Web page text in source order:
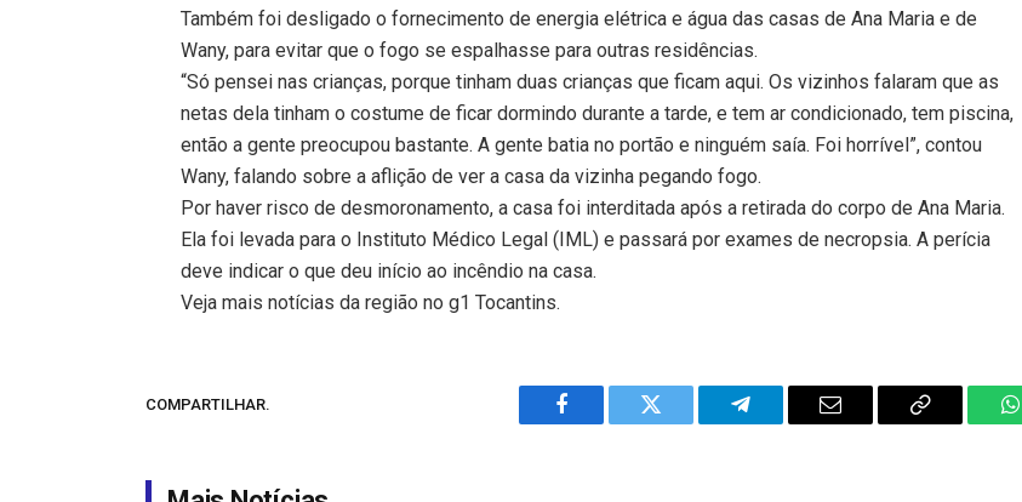
Também foi desligado o fornecimento de energia elétrica e água das casas de Ana Maria e de
Wany, para evitar que o fogo se espalhasse para outras residências.
“Só pensei nas crianças, porque tinham duas crianças que ficam aqui. Os vizinhos falaram que as
netas dela tinham o costume de ficar dormindo durante a tarde, e tem ar condicionado, tem piscina,
então a gente preocupou bastante. A gente batia no portão e ninguém saía. Foi horrível”, contou
Wany, falando sobre a aflição de ver a casa da vizinha pegando fogo.
Por haver risco de desmoronamento, a casa foi interditada após a retirada do corpo de Ana Maria.
Ela foi levada para o Instituto Médico Legal (IML) e passará por exames de necropsia. A perícia
deve indicar o que deu início ao incêndio na casa.
Veja mais notícias da região no g1 Tocantins.
COMPARTILHAR.
Facebook Twitter Telegram Email
Copy